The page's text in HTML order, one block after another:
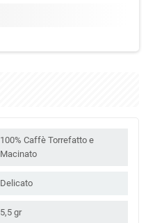
100% Caffè Torrefatto e
Macinato
Delicato
5,5 gr